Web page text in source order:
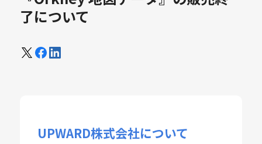
了について
UPWARD株式会社について